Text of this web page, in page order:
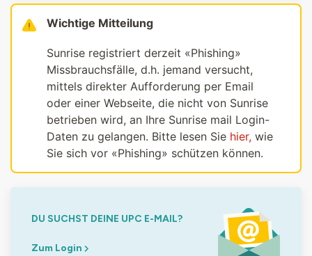
Wichtige Mitteilung
Sunrise registriert derzeit «Phishing»
Missbrauchsfälle, d.h. jemand versucht,
mittels direkter Aufforderung per Email
oder einer Webseite, die nicht von Sunrise
betrieben wird, an Ihre Sunrise mail Login-
Daten zu gelangen. Bitte lesen Sie hier, wie
Sie sich vor «Phishing» schützen können.
DU SUCHST DEINE UPC E-MAIL?
Zum Login